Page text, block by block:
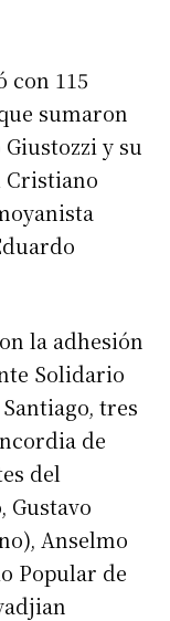
con 115
sumaron
y su
Cristiano
la adhesión
Solidario
tres
de
del
Gustavo
Anselmo
Popular de